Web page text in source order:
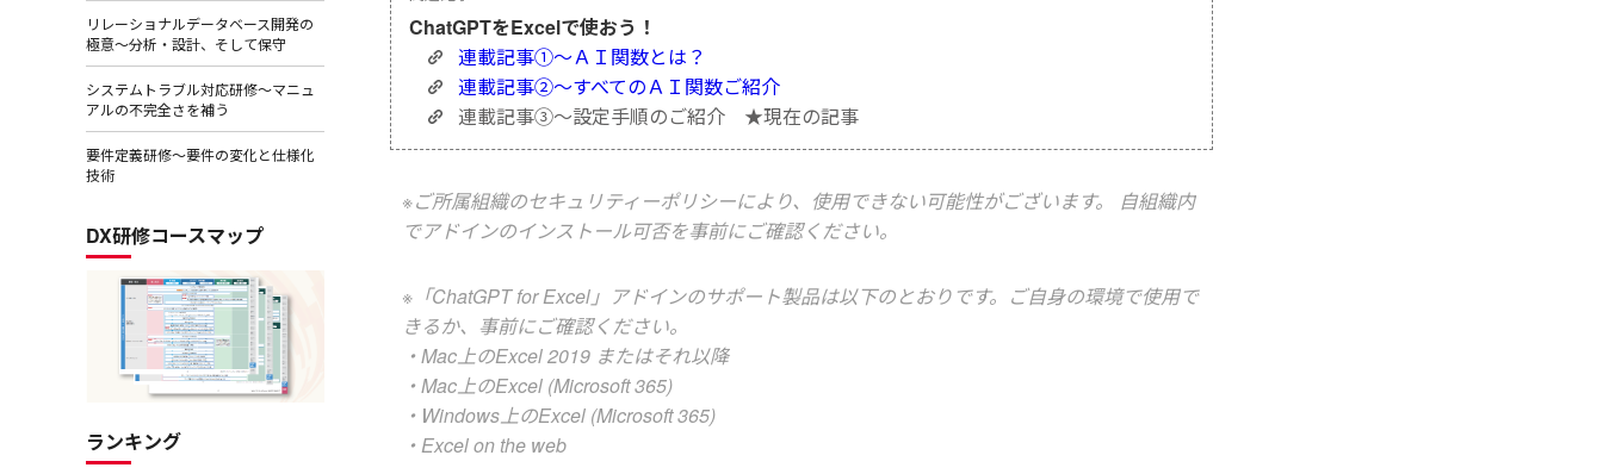
ChatGPTをExcelで使おう！
連載記事①～ＡＩ関数とは？
連載記事②～すべてのＡＩ関数ご紹介
連載記事③～設定手順のご紹介 ★現在の記事
※ご所属組織のセキュリティーポリシーにより、使用できない可能性がございます。 自組織内
でアドインのインストール可否を事前にご確認ください。
※「ChatGPT for Excel」アドインのサポート製品は以下のとおりです。ご自身の環境で使用で
きるか、事前にご確認ください。
・Mac上のExcel 2019 またはそれ以降
・Mac上のExcel (Microsoft 365)
・Windows上のExcel (Microsoft 365)
・Excel on the web
リレーショナルデータベース開発の
極意～分析・設計、そして保守
システムトラブル対応研修～マニュ
アルの不完全さを補う
要件定義研修～要件の変化と仕様化
技術
DX研修コースマップ
ランキング